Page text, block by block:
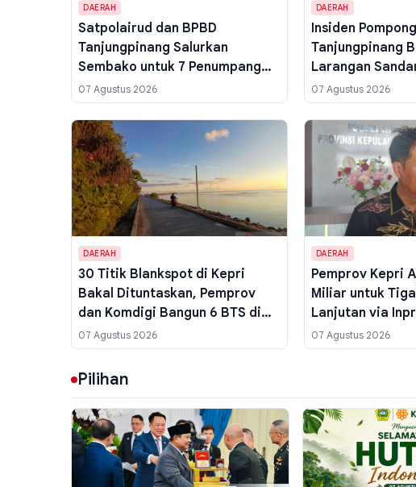
DAERAH
Satpolairud dan BPBD
Tanjungpinang Salurkan
Sembako untuk 7 Penumpang
Pompong Terbalik di Kampung
Bugis
07 Agustus 2026
DAERAH
Insiden
Tanjungpinang
Larangan
Pelabuhan SBP,
Papan
07 Agustus 2026
DAERAH
30 Titik Blankspot di Kepri
Bakal Dituntaskan, Pemprov
dan Komdigi Bangun 6 BTS di
Lingga, Natuna, dan Karimun
07 Agustus 2026
DAERAH
Pemprov Kepri
Miliar untuk
Lanjutan via
Daerah, Target
Koarmada I
07 Agustus 2026
Pilihan